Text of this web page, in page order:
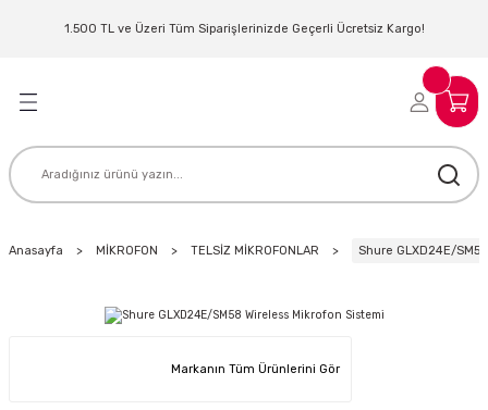
1.500 TL ve Üzeri Tüm Siparişlerinizde Geçerli Ücretsiz Kargo!
Geri Dön
Geri Dön
OYNATICI
Geri Dön
Geri Dön
Geri Dön
Geri Dön
Geri Dön
Geri Dön
Anasayfa MİKROFON TELSİZ MİKROFONLAR Shure GLXD24E/
Markanın Tüm Ürünlerini Gör